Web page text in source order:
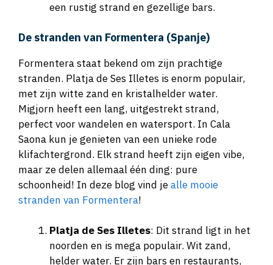
een rustig strand en gezellige bars.
De stranden van Formentera (Spanje)
Formentera staat bekend om zijn prachtige
stranden. Platja de Ses Illetes is enorm populair,
met zijn witte zand en kristalhelder water.
Migjorn heeft een lang, uitgestrekt strand,
perfect voor wandelen en watersport. In Cala
Saona kun je genieten van een unieke rode
klifachtergrond. Elk strand heeft zijn eigen vibe,
maar ze delen allemaal één ding: pure
schoonheid! In deze blog vind jealle mooie
stranden van Formentera!
Platja de Ses Illetes: Dit strand ligt in het
noorden en is mega populair. Wit zand,
helder water. Er zijn bars en restaurants,